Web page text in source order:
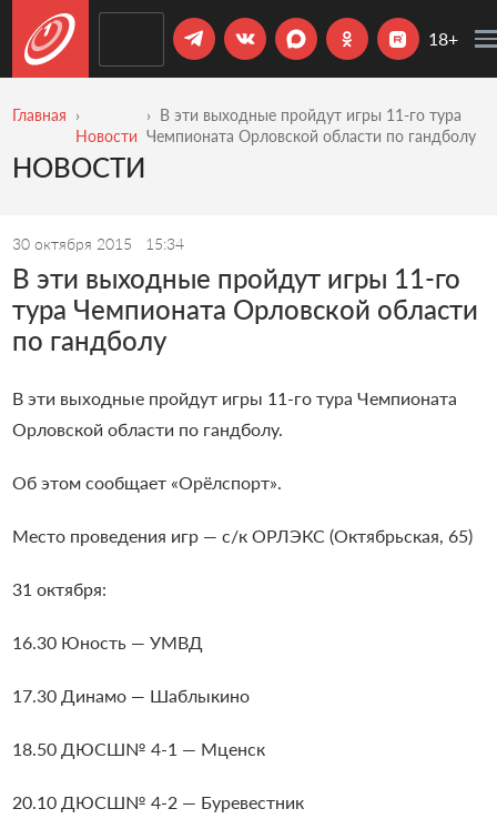
18+
Главная
Новости
В эти выходные пройдут игры 11-го тура
Чемпионата Орловской области по гандболу
НОВОСТИ
30 октября 2015 15:34
В эти выходные пройдут игры 11-го
тура Чемпионата Орловской области
по гандболу
В эти выходные пройдут игры 11-го тура Чемпионата
Орловской области по гандболу.
Об этом сообщает «Орёлспорт».
Место проведения игр — с/к ОРЛЭКС (Октябрьская, 65)
31 октября:
16.30 Юность — УМВД
17.30 Динамо — Шаблыкино
18.50 ДЮСШ№ 4-1 — Мценск
20.10 ДЮСШ№ 4-2 — Буревестник